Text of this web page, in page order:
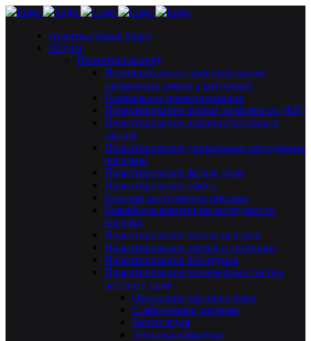
Архитектурное бюро
Услуги
Проектирование
Индивидуальное проектирование
загородных домов и коттеджей
Генеральное проектирование
Проектирование жилых комплексов (ЖК)
Проектирование административных
зданий
Проектирование уникальных коттеджных
поселков
Проектирование фасада дома
Проектирование офиса
Генплан коттеджного поселка
Разработка концепции коттеджного
поселка
Проектирование бизнес центров
Проектирование отелей и гостиниц
Проектирование баз отдыха
Проектирование инженерных систем
частного дома
Отопление частного дома
Слаботочные системы
Вентиляция
Электроснабжения